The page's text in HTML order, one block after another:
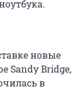
новые
Sandy Bridge,
в